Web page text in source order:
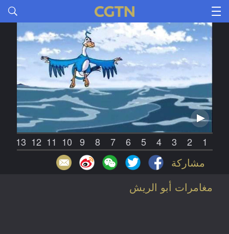
1
2
3
4
5
6
7
8
9
10
11
12
13
مشاركة
مغامرات أبو الريش